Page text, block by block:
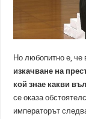
Но любопитно е, че
изкачване на
кой знае какви
се оказа
императорът